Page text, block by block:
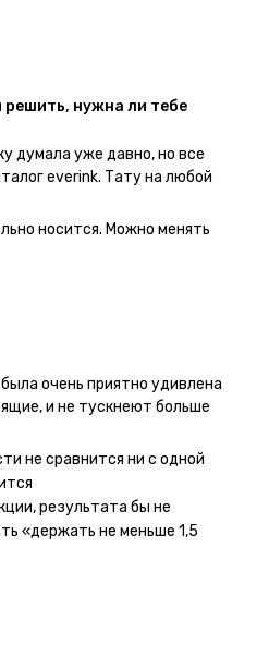
нужна ли тебе
думала уже давно, но все
everink. Тату на любой
настоящая. Посмотрю как
носится. Можно менять
очень приятно удивлена
и не тускнеют больше
очень большой выбор по
сразу несколько штук -
рисунка у меня на руке
ли тату или я всё-таки
инструкции, то её
не стараться перевести
то части рисунка. Но это,
;)
не сравнится ни с одной
результата бы не
«держать не меньше 1,5